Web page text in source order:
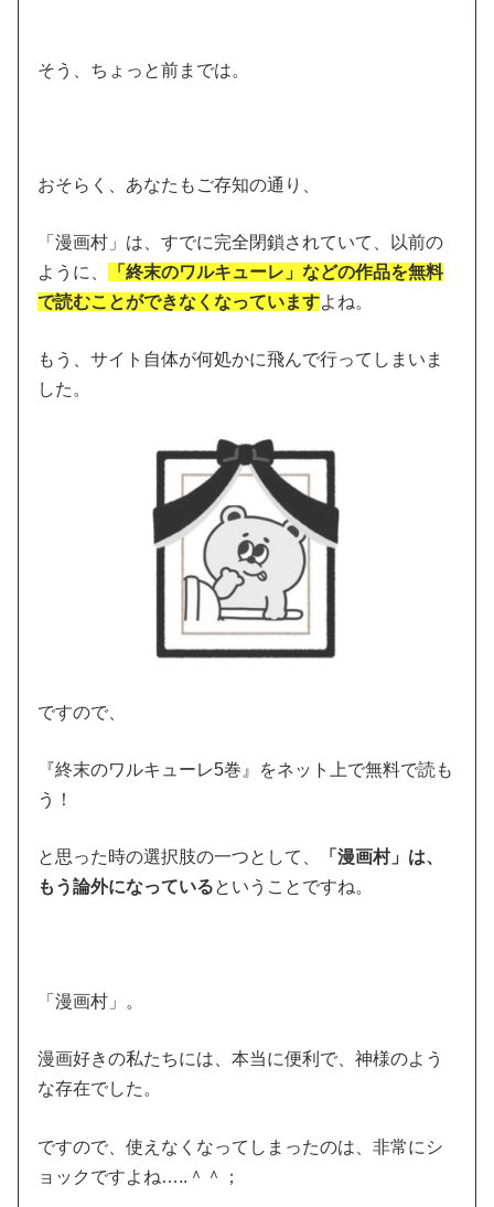
そう、ちょっと前までは。
おそらく、あなたもご存知の通り、
「漫画村」は、すでに完全閉鎖されていて、以前の
ように、
「終末のワルキューレ」などの作品を無料
で読むことができなくなっていますよね。
もう、サイト自体が何処かに飛んで行ってしまいま
した。
ですので、
『終末のワルキューレ5巻』をネット上で無料で読も
う！
と思った時の選択肢の一つとして、
「漫画村」は、
もう論外になっているということですね。
「漫画村」。
漫画好きの私たちには、本当に便利で、神様のよう
な存在でした。
ですので、使えなくなってしまったのは、非常にシ
ョックですよね…..＾＾；